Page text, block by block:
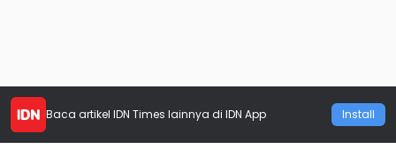
Baca artikel IDN Times lainnya di IDN App Install